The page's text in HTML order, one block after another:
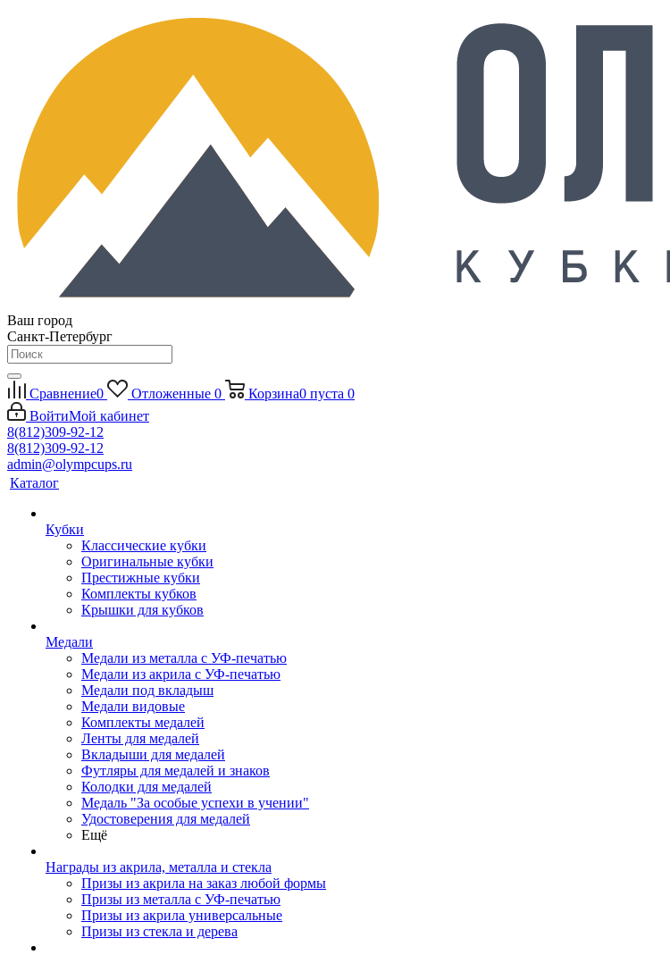
Ваш город
Санкт-Петербург
Сравнение0 Отложенные 0 Корзина0 пуста 0
ВойтиМой кабинет
8(812)309-92-12
8(812)309-92-12
admin@olympcups.ru
Каталог
Кубки
Классические кубки
Оригинальные кубки
Престижные кубки
Комплекты кубков
Крышки для кубков
Медали
Медали из металла с УФ-печатью
Медали из акрила с УФ-печатью
Медали под вкладыш
Медали видовые
Комплекты медалей
Ленты для медалей
Вкладыши для медалей
Футляры для медалей и знаков
Колодки для медалей
Медаль "За особые успехи в учении"
Удостоверения для медалей
Ещё
Награды из акрила, металла и стекла
Призы из акрила на заказ любой формы
Призы из металла с УФ-печатью
Призы из акрила универсальные
Призы из стекла и дерева